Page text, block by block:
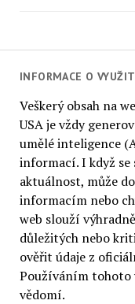
INFORMACE O
Veškerý obsah na
USA je vždy
umělé inteligence
informací. I když
aktuálnost, může
informacím nebo
web slouží
důležitých nebo
ověřit údaje z
Používáním tohoto
vědomí.